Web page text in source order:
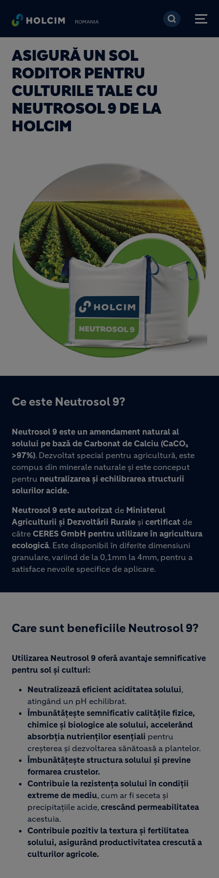
Mergi la conţinutul
ROMANIA
ASIGURĂ UN SOL
RODITOR PENTRU
CULTURILE TALE CU
NEUTROSOL 9 DE LA
HOLCIM
Ce este Neutrosol 9?
Neutrosol 9 este un amendament natural al
solului pe bază de Carbonat de Calciu (CaCO₃
>97%). Dezvoltat special pentru agricultură, este
compus din minerale naturale și este conceput
pentru neutralizarea și echilibrarea structurii
solurilor acide. ​
Neutrosol 9 este autorizat de Ministerul
Agriculturii și Dezvoltării Rurale și certificat de
către CERES GmbH pentru utilizare în agricultura
ecologică. Este disponibil în diferite dimensiuni
granulare, variind de la 0,1mm la 4mm, pentru a
satisface nevoile specifice de aplicare.
Care sunt beneficiile Neutrosol 9?​
Utilizarea Neutrosol 9 oferă avantaje semnificative
pentru sol și culturi:​
Neutralizează eficient aciditatea solului,
atingând un pH echilibrat.​
Îmbunătățește semnificativ calitățile fizice,
chimice și biologice ale solului, accelerând
absorbția nutrienților esențiali pentru
creșterea și dezvoltarea sănătoasă a plantelor.​
Îmbunătățește structura solului și previne
formarea crustelor.​
Contribuie la rezistența solului în condiții
extreme de mediu, cum ar fi seceta și
precipitațiile acide, crescând permeabilitatea
acestuia.​
Contribuie pozitiv la textura și fertilitatea
solului, asigurând productivitatea crescută a
culturilor agricole.